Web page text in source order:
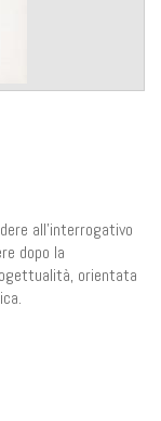
all'interrogativo
dopo la
orientata